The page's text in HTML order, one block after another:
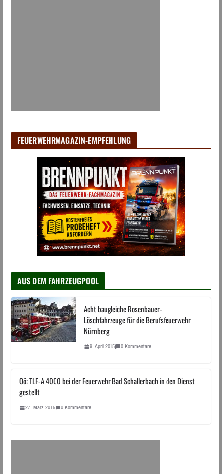
FEUERWEHRMAGAZIN-EMPFEHLUNG
AUS DEM FAHRZEUGPOOL
Acht baugleiche Rosenbauer-
Löschfahrzeuge für die Berufsfeuerwehr
Nürnberg
9. April 2015 0 Kommentare
Oö: TLF-A 4000 bei der Feuerwehr Bad Schallerbach in den Dienst
gestellt
27. März 2015 0 Kommentare